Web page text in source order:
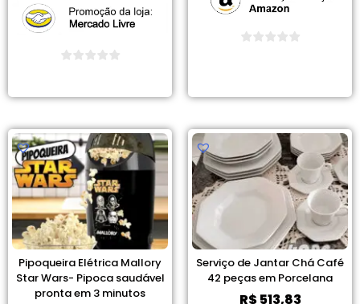
Pipoqueira Elétrica Mallory
Star Wars- Pipoca saudável
pronta em 3 minutos
Serviço de Jantar Chá Café
42 peças em Porcelana
R$513,83